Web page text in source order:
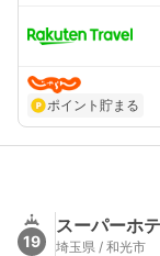
ポイント貯まる
19
スーパーホ
埼玉県 / 和光市